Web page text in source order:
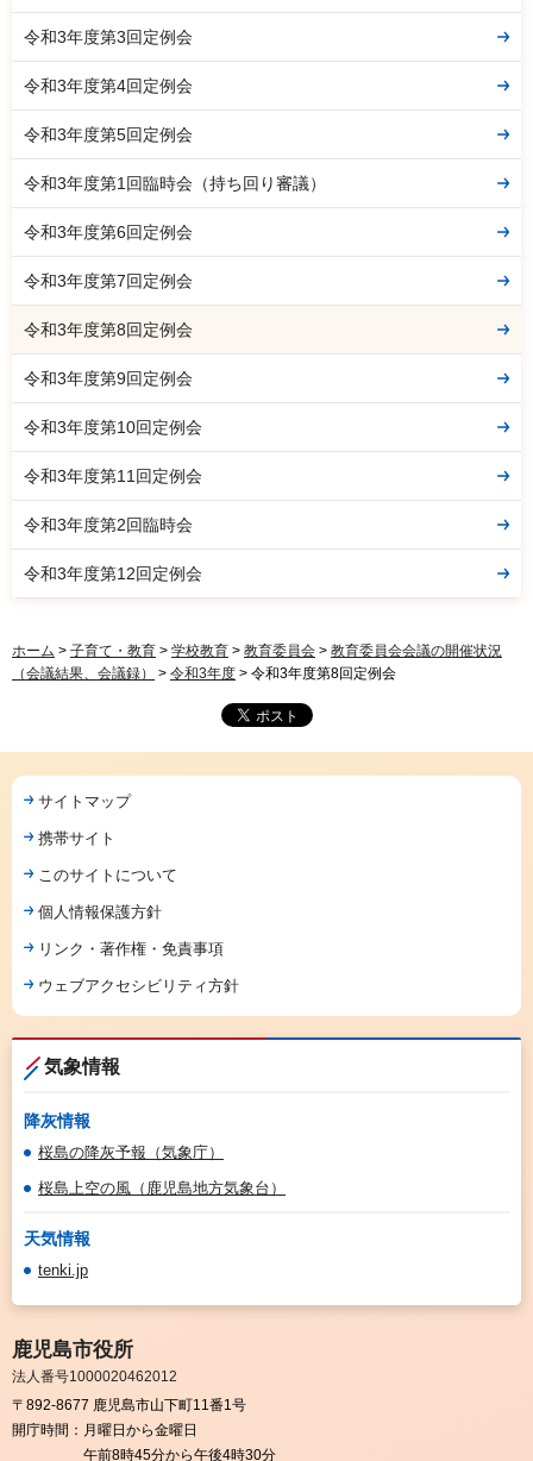
令和3年度第3回定例会
令和3年度第4回定例会
令和3年度第5回定例会
令和3年度第1回臨時会（持ち回り審議）
令和3年度第6回定例会
令和3年度第7回定例会
令和3年度第8回定例会
令和3年度第9回定例会
令和3年度第10回定例会
令和3年度第11回定例会
令和3年度第2回臨時会
令和3年度第12回定例会
ホーム > 子育て・教育 > 学校教育 > 教育委員会 > 教育委員会会議の開催状況
（会議結果、会議録）
> 令和3年度 > 令和3年度第8回定例会
サイトマップ
携帯サイト
このサイトについて
個人情報保護方針
リンク・著作権・免責事項
ウェブアクセシビリティ方針
気象情報
降灰情報
桜島の降灰予報（気象庁）
桜島上空の風（鹿児島地方気象台）
天気情報
tenki.jp
鹿児島市役所
法人番号1000020462012
〒892-8677 鹿児島市山下町11番1号
開庁時間： 月曜日から金曜日
午前8時45分から午後4時30分